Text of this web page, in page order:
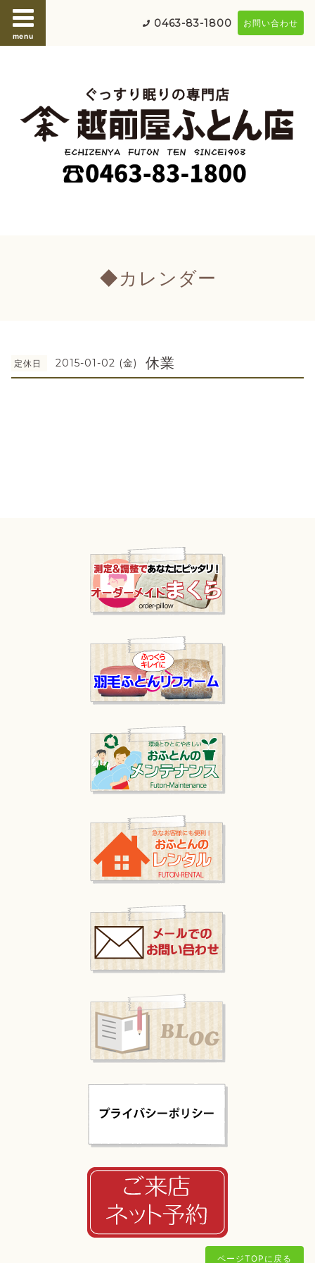
menu
0463-83-1800 お問い合わせ
◆カレンダー
定休日 2015-01-02 (金) 休業
ページTOPに戻る